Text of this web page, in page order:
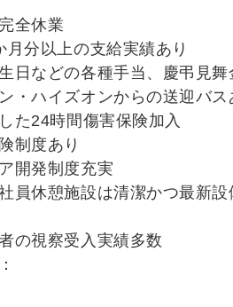
全休業
分以上の支給実績あり
日などの各種手当、慶弔見舞
・ハイズオンからの送迎バス
た24時間傷害保険加入
制度あり
開発制度充実
員休憩施設は清潔かつ最新
の視察受入実績多数